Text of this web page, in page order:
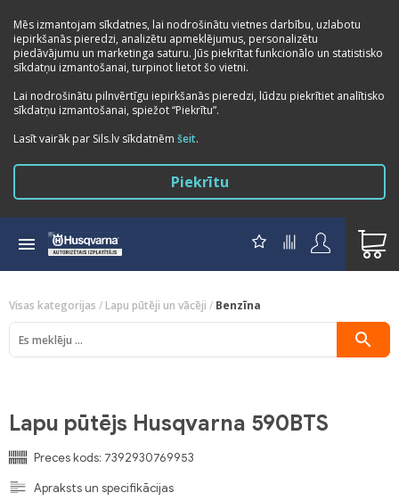
Mēs izmantojam sīkdatnes, lai nodrošinātu vietnes darbību, uzlabotu
iepirkšanās pieredzi, analizētu apmeklējumus, personalizētu
piedāvājumu un marketinga saturu. Jūs piekrītat funkcionālo un statistisko
sīkdatņu izmantošanai, turpinot lietot šo vietni.
Lai nodrošinātu pilnvērtīgu iepirkšanās pieredzi, lūdzu piekrītiet analītisko
sīkdatņu izmantošanai, spiežot “Piekrītu”.
Lasīt vairāk par Sils.lv sīkdatnēm šeit.
Piekrītu
Visas kategorijas / Lapu pūtēji un vācēji / Benzīna
Lapu pūtējs Husqvarna 590BTS
Preces kods: 7392930769953
Apraksts un specifikācijas
Previous